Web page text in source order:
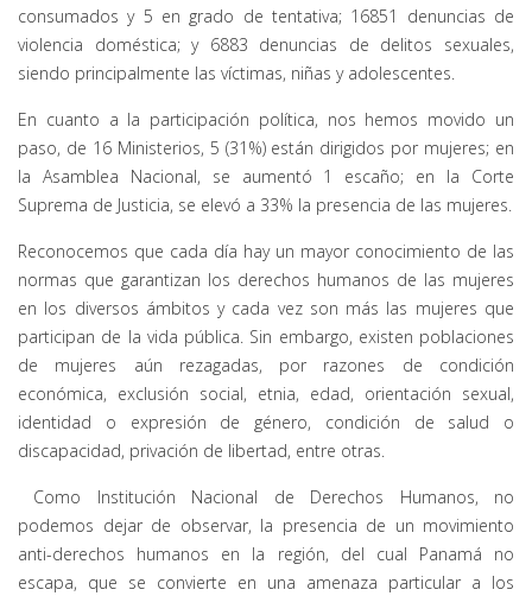
consumados y 5 en grado de tentativa; 16851 denuncias de
violencia doméstica; y 6883 denuncias de delitos sexuales,
siendo principalmente las víctimas, niñas y adolescentes.
En cuanto a la participación política, nos hemos movido un
paso, de 16 Ministerios, 5 (31%) están dirigidos por mujeres; en
la Asamblea Nacional, se aumentó 1 escaño; en la Corte
Suprema de Justicia, se elevó a 33% la presencia de las mujeres.
Reconocemos que cada día hay un mayor conocimiento de las
normas que garantizan los derechos humanos de las mujeres
en los diversos ámbitos y cada vez son más las mujeres que
participan de la vida pública. Sin embargo, existen poblaciones
de mujeres aún rezagadas, por razones de condición
económica, exclusión social, etnia, edad, orientación sexual,
identidad o expresión de género, condición de salud o
discapacidad, privación de libertad, entre otras.
Como Institución Nacional de Derechos Humanos, no
podemos dejar de observar, la presencia de un movimiento
anti-derechos humanos en la región, del cual Panamá no
escapa, que se convierte en una amenaza particular a los